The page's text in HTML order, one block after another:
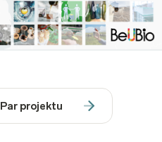
Par projektu